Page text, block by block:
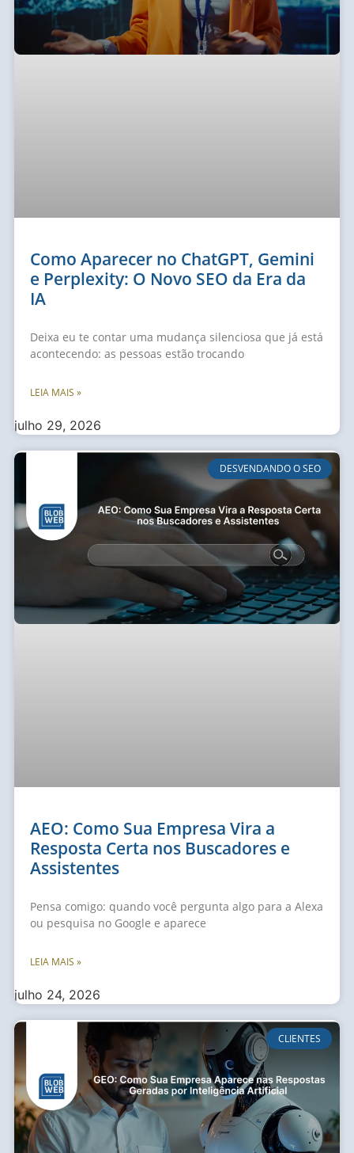
Como Aparecer no ChatGPT, Gemini
e Perplexity: O Novo SEO da Era da
IA
Deixa eu te contar uma mudança silenciosa que já está
acontecendo: as pessoas estão trocando
LEIA MAIS »
julho 29, 2026
DESVENDANDO O SEO
AEO: Como Sua Empresa Vira a
Resposta Certa nos Buscadores e
Assistentes
Pensa comigo: quando você pergunta algo para a Alexa
ou pesquisa no Google e aparece
LEIA MAIS »
julho 24, 2026
CLIENTES